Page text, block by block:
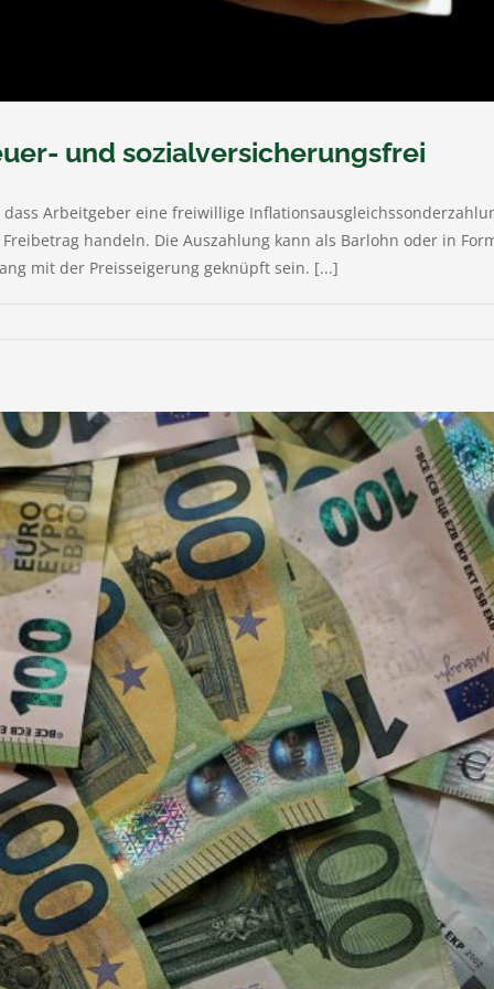
und sozialversicherungsfrei
Arbeitgeber eine freiwillige
handeln. Die Auszahlung kann als Barlohn oder in
mit der Preisseigerung geknüpft sein. [...]